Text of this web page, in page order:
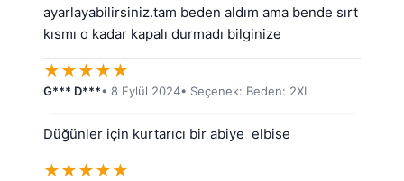
ayarlayabilirsiniz.tam beden aldım ama bende sırt
kısmı o kadar kapalı durmadı bilginize
★★★★★
G*** D***• 8 Eylül 2024• Seçenek: Beden: 2XL
Düğünler için kurtarıcı bir abiye  elbise
★★★★★